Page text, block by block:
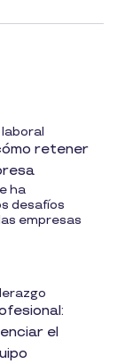
retener
ha
desafíos
empresas
el